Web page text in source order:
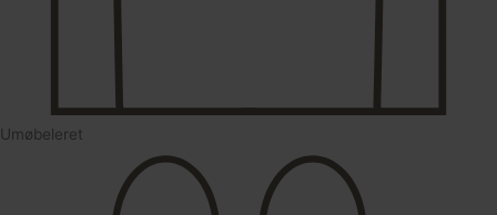
Umøbeleret